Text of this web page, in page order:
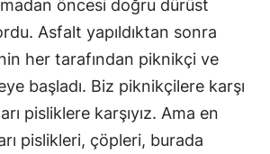
öncesi doğru dürüst
Asfalt yapıldıktan sonra
her tarafından piknikçi ve
başladı. Biz piknikçilere karşı
pisliklere karşıyız. Ama en
pislikleri, çöpleri, burada